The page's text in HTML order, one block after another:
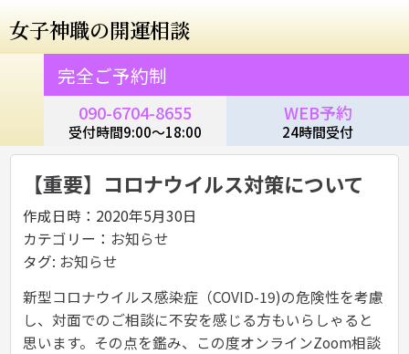
女子神職の開運相談
完全ご予約制
090-6704-8655
受付時間9:00～18:00
WEB予約
24時間受付
【重要】コロナウイルス対策について
作成日時：2020年5月30日
カテゴリー： お知らせ
タグ: お知らせ
新型コロナウイルス感染症（COVID-19)の危険性を考慮
し、対面でのご相談に不安を感じる方もいらしゃると
思います。その点を鑑み、この度オンラインZoom相談